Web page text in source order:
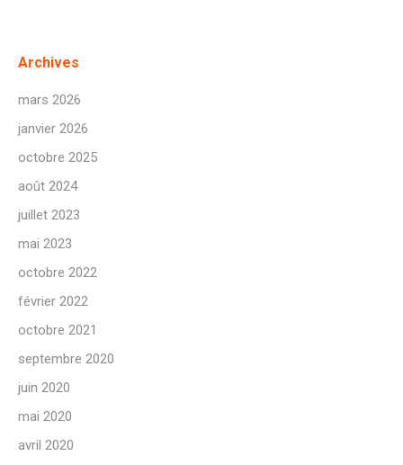
Archives
mars 2026
janvier 2026
octobre 2025
août 2024
juillet 2023
mai 2023
octobre 2022
février 2022
octobre 2021
septembre 2020
juin 2020
mai 2020
avril 2020